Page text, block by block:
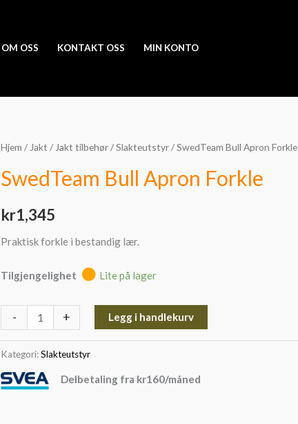
OM OSS KONTAKT OSS MIN KONTO
Hjem / Jakt / Jakt tilbehør/Slakteutstyr/ SwedTeam Bull Apron Forkle
SwedTeam Bull Apron Forkle
kr1,345
Praktisk forkle i bestandig lær.
Tilgjengelighet Lite på lager
-
SwedTeam
Apron
antall
+ Legg i handlekurv
Kategori:Slakteutstyr
Delbetaling fra kr160/måned